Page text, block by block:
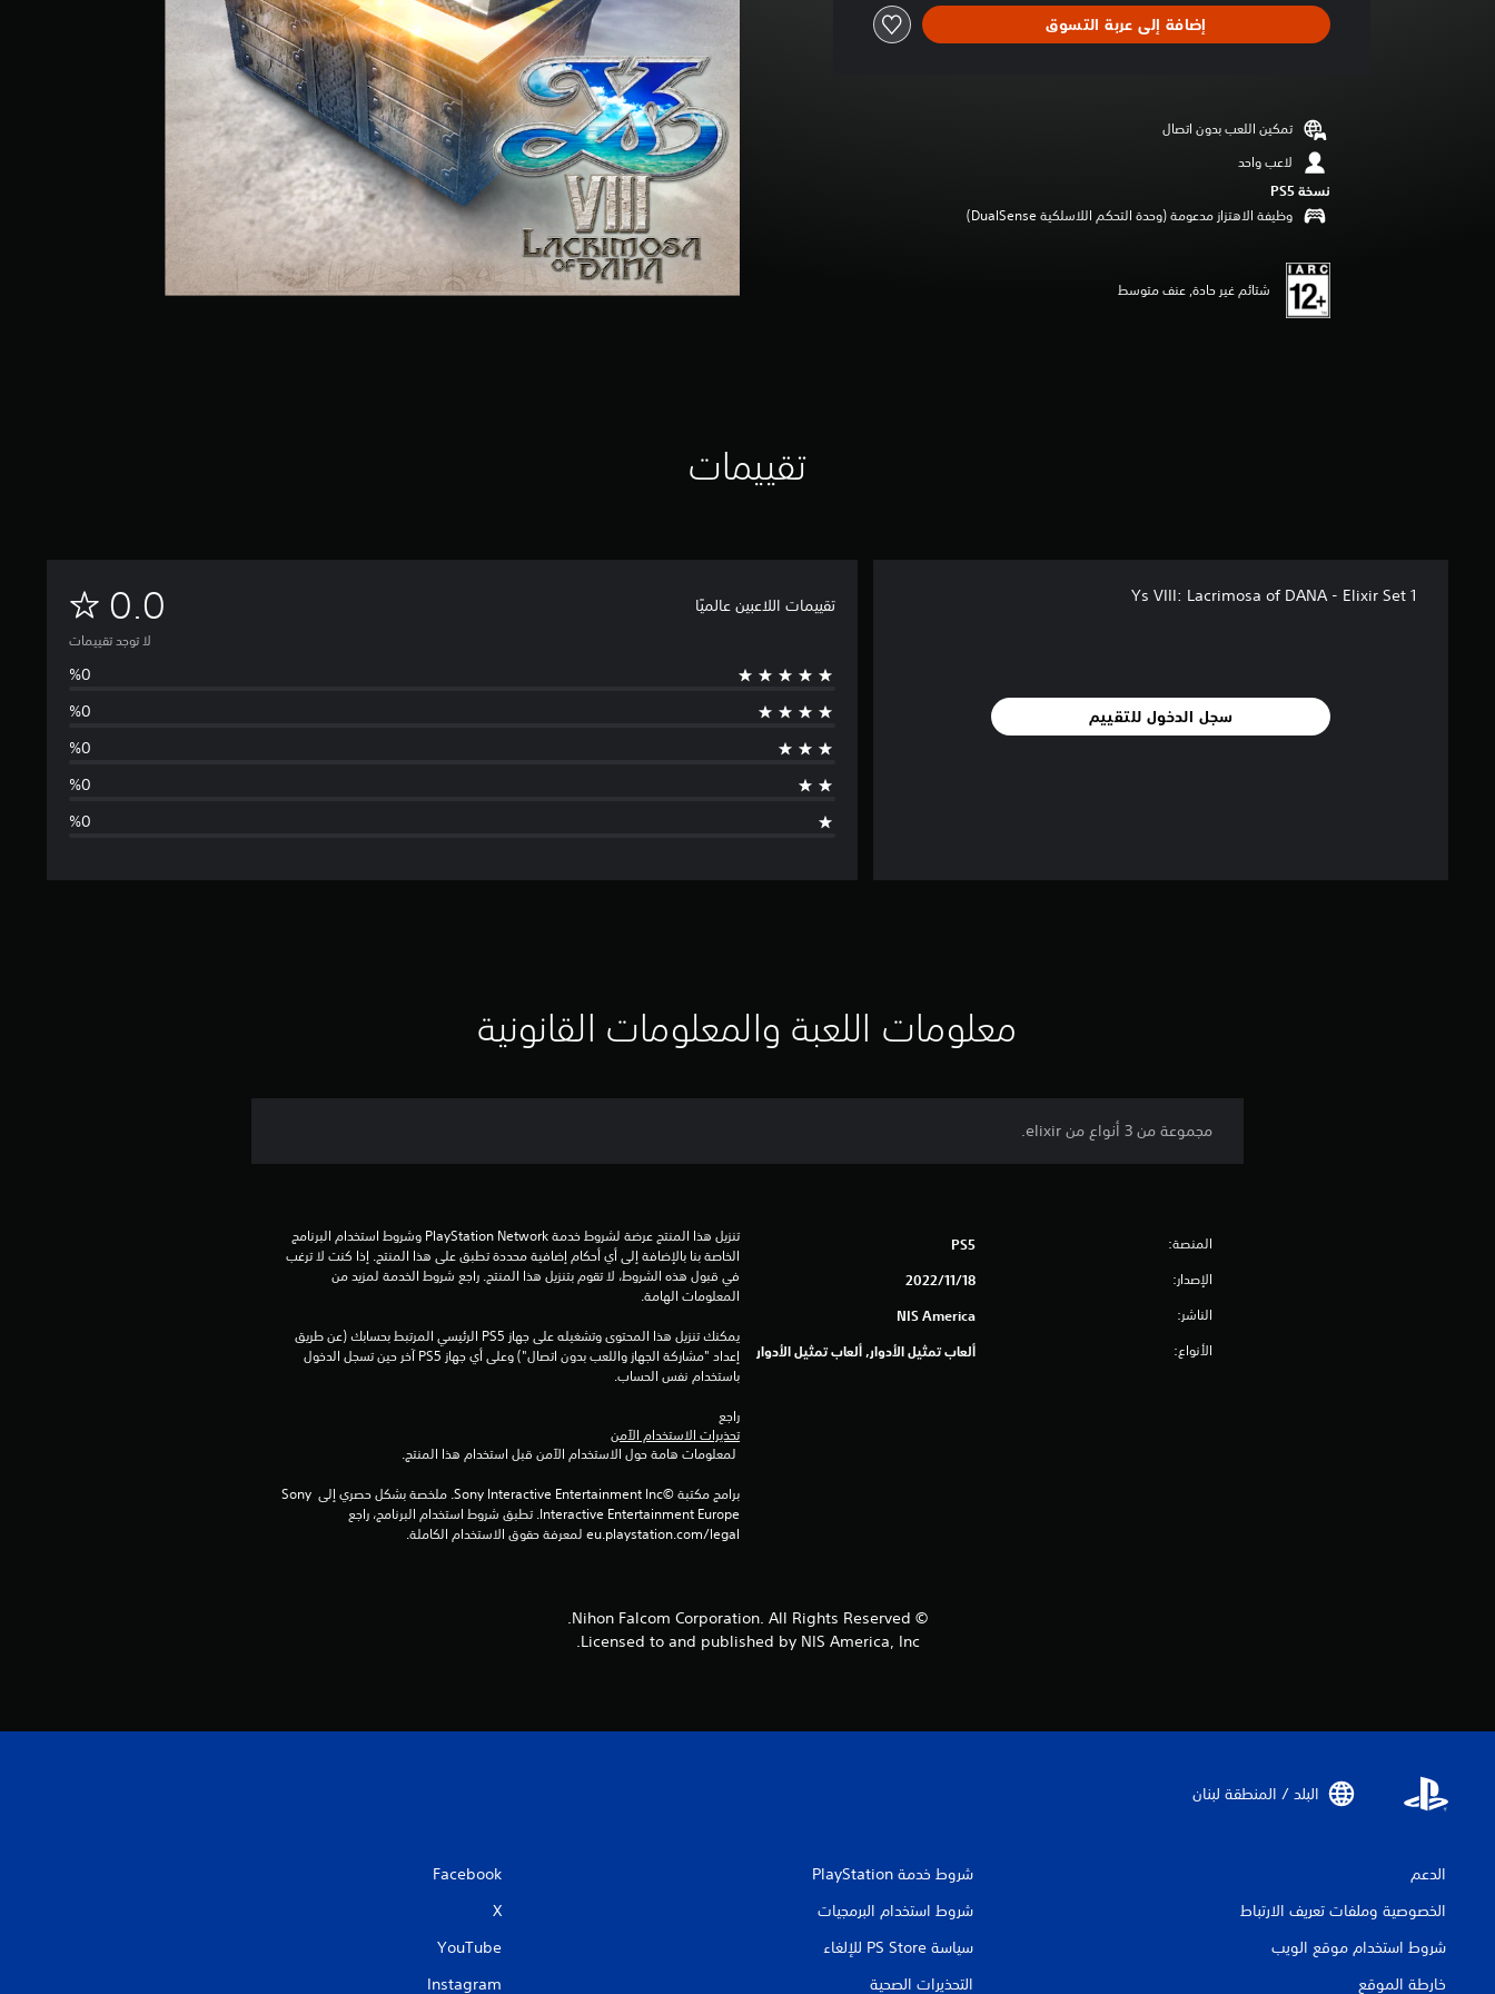
د
ت
ا
ت
إضافة إلى عربة التسوق
تمكين اللعب بدون اتصال
لاعب واحد
نسخة PS5‏
وظيفة الاهتزاز مدعومة (وحدة التحكم اللاسلكية DualSense‏)
شتائم غير حادة, عنف متوسط
تقييمات
Ys VIII: Lacrimosa of DANA - Elixir Set 1
سجل الدخول للتقييم
تقييمات اللاعبين عالميًا 0.0
ا
ت
لا توجد تقييمات
معلومات اللعبة والمعلومات القانونية
مجموعة من 3 أنواع من elixir.
المنصة: PS5
الإصدار: 18‏/11‏/2022
الناشر: NIS America
الأنواع: ألعاب تمثيل الأدوار, ألعاب تمثيل الأدوار
الخاصة بنا بالإضافة إلى أي أحكام إضافية محددة تطبق على هذا المنتج. إذا كنت لا ترغب
في قبول هذه الشروط، لا تقوم بتنزيل هذا المنتج. راجع شروط الخدمة لمزيد من
المعلومات الهامة.
يمكنك تنزيل هذا المحتوى وتشغيله على جهاز PS5 الرئيسي المرتبط بحسابك (عن طريق
إعداد "مشاركة الجهاز واللعب بدون اتصال") وعلى أي جهاز PS5 آخر حين تسجل الدخول
باستخدام نفس الحساب.
راجع
تحذيرات الاستخدام الآمن
برامج مكتبة ©Sony Interactive Entertainment Inc. ملخصة بشكل حصري إلى Sony
eu.playstation.com/legal لمعرفة حقوق الاستخدام الكاملة.
© Nihon Falcom Corporation. All Rights Reserved.
Licensed to and published by NIS America, Inc.
البلد / المنطقة لبنان‏
الدعم
الخصوصية وملفات تعريف الارتباط
شروط استخدام موقع الويب
خارطة الموقع
شروط خدمة PlayStation‏
شروط استخدام البرمجيات
سياسة PS Store للإلغاء
التحذيرات الصحية
Facebook
X
YouTube
Instagram